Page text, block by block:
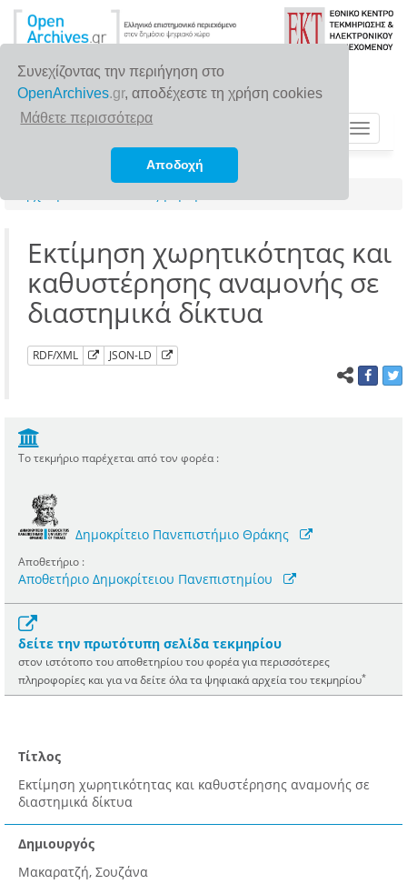
Συνεχίζοντας την περιήγηση στο
OpenArchives.gr, αποδέχεστε τη χρήση cookies
Μάθετε περισσότερα
Αποδοχή
Toggle
Εκτίμηση χωρητικότητας και
καθυστέρησης αναμονής σε
διαστημικά δίκτυα
RDF/XML JSON-LD
Το τεκμήριο παρέχεται από τον φορέα :
Δημοκρίτειο Πανεπιστήμιο Θράκης
Αποθετήριο :
Αποθετήριο Δημοκρίτειου Πανεπιστημίου
δείτε την πρωτότυπη σελίδα τεκμηρίου
στον ιστότοπο του αποθετηρίου του φορέα για περισσότερες
πληροφορίες και για να δείτε όλα τα ψηφιακά αρχεία του τεκμηρίου*
Τίτλος
Εκτίμηση χωρητικότητας και καθυστέρησης αναμονής σε
διαστημικά δίκτυα
Δημιουργός
Μακαρατζή, Σουζάνα